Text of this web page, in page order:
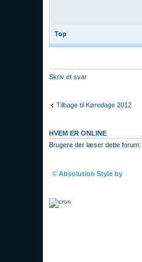
Top
Skriv et svar
Tilbage til Køredage 2012
HVEM ER ONLINE
Brugere der læser dette
© Absolution Style by